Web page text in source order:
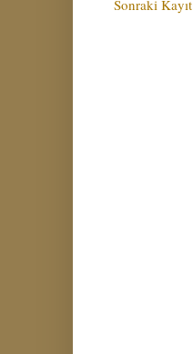
Sonraki Kayıt